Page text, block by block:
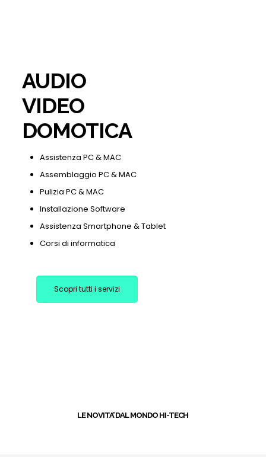
AUDIO
VIDEO
DOMOTICA
Assistenza PC & MAC
Assemblaggio PC & MAC
Pulizia PC & MAC
Installazione Software
Assistenza Smartphone & Tablet
Corsi di informatica
Scopri tutti i servizi
LE NOVITA’ DAL MONDO HI-TECH